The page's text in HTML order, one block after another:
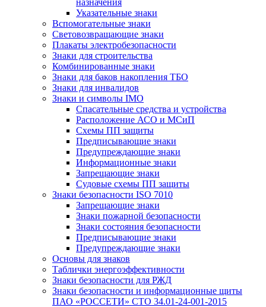
назначения
Указательные знаки
Вспомогательные знаки
Световозвращающие знаки
Плакаты электробезопасности
Знаки для строительства
Комбинированные знаки
Знаки для баков накопления ТБО
Знаки для инвалидов
Знаки и символы IMO
Спасательные средства и устройства
Расположение АСО и МСиП
Схемы ПП защиты
Предписывающие знаки
Предупреждающие знаки
Информационные знаки
Запрещающие знаки
Судовые схемы ПП защиты
Знаки безопасности ISO 7010
Запрещающие знаки
Знаки пожарной безопасности
Знаки состояния безопасности
Предписывающие знаки
Предупреждающие знаки
Основы для знаков
Таблички энергоэффективности
Знаки безопасности для РЖД
Знаки безопасности и информационные щиты
ПАО «РОССЕТИ» СТО 34.01-24-001-2015